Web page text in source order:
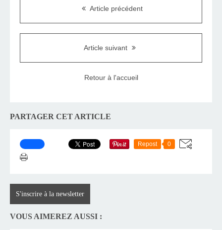
Article précédent
Article suivant
Retour à l'accueil
PARTAGER CET ARTICLE
Repost 0
S'inscrire à la newsletter
VOUS AIMEREZ AUSSI :